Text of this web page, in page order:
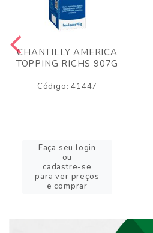
CHANTILLY AMERICA
TOPPING RICHS 907G
Código: 41447
Faça seu login
ou
cadastre-se
para ver preços
e comprar